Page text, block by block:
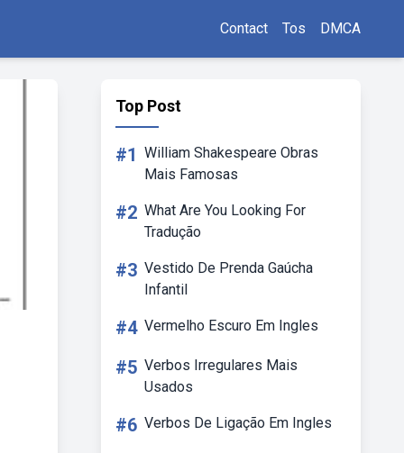
Contact Tos DMCA
Top Post
#1 William Shakespeare Obras
Mais Famosas
#2 What Are You Looking For
Tradução
#3 Vestido De Prenda Gaúcha
Infantil
#4 Vermelho Escuro Em Ingles
#5 Verbos Irregulares Mais
Usados
#6 Verbos De Ligação Em Ingles